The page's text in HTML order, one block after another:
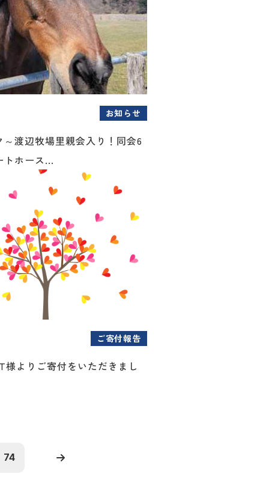
お知らせ
～渡辺牧場里親会入り！同会6
トホース...
ご寄付報告
様よりご寄付をいただきまし
74